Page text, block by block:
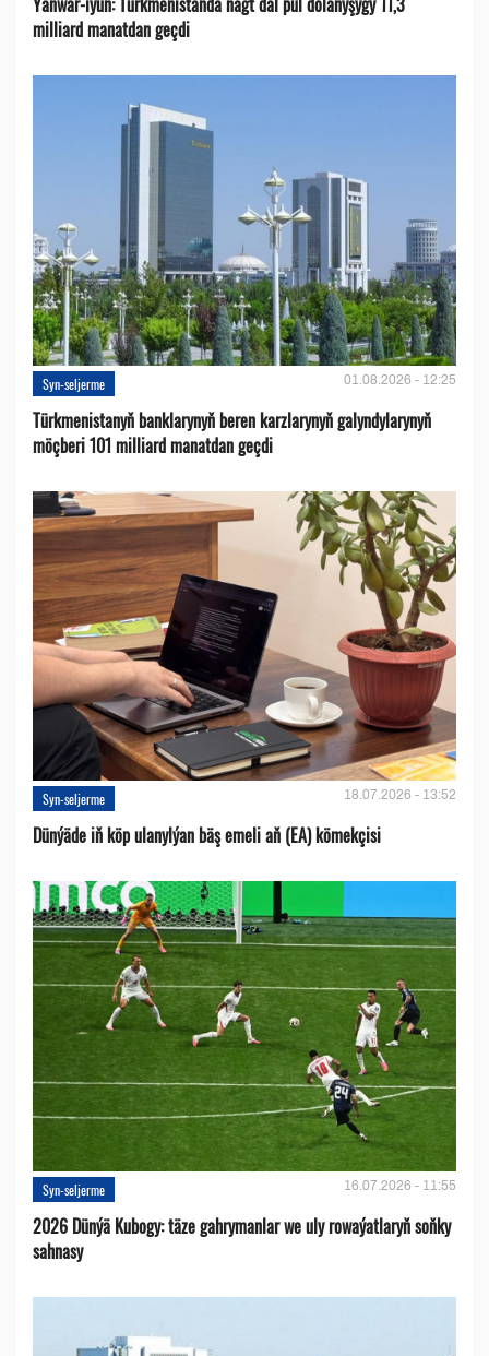
milliard manatdan geçdi
Syn-seljerme 01.08.2026 - 12:25
Türkmenistanyň banklarynyň beren karzlarynyň galyndylarynyň
möçberi 101 milliard manatdan geçdi
Syn-seljerme 18.07.2026 - 13:52
Dünýäde iň köp ulanylýan bäş emeli aň (EA) kömekçisi
Syn-seljerme 16.07.2026 - 11:55
2026 Dünýä Kubogy: täze gahrymanlar we uly rowaýatlaryň soňky
sahnasy